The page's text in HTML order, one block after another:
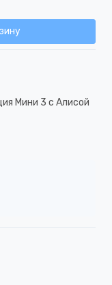
Мини 3 с Алисой